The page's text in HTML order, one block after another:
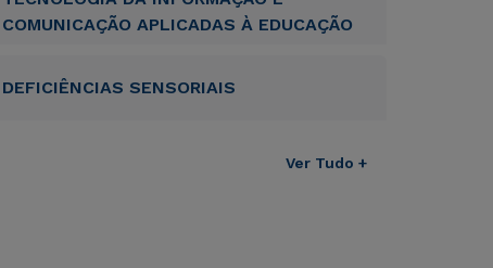
COMUNICAÇÃO APLICADAS À EDUCAÇÃO
DEFICIÊNCIAS SENSORIAIS
Ver Tudo +